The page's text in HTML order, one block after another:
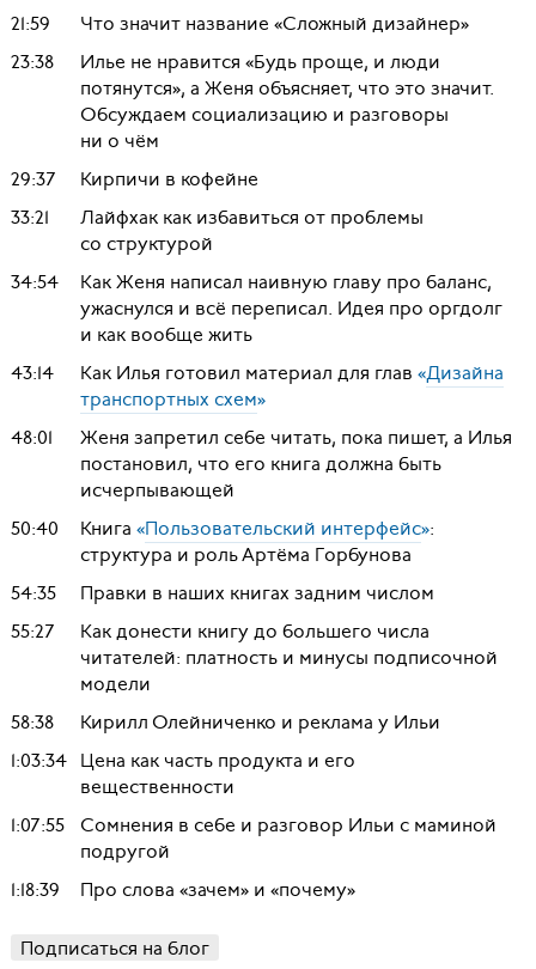
21:59
Что значит название «Сложный дизайнер»
23:38
Илье не нравится «Будь проще, и люди
потянутся», а Женя объясняет, что это значит.
Обсуждаем социализацию и разговоры
ни о чём
29:37
Кирпичи в кофейне
33:21
Лайфхак как избавиться от проблемы
со структурой
34:54
Как Женя написал наивную главу про баланс,
ужаснулся и всё переписал. Идея про оргдолг
и как вообще жить
43:14
Как Илья готовил материал для глав «Дизайна
транспортных схем»
48:01
Женя запретил себе читать, пока пишет, а Илья
постановил, что его книга должна быть
исчерпывающей
50:40
Книга «Пользовательский интерфейс»:
структура и роль Артёма Горбунова
54:35
Правки в наших книгах задним числом
55:27
Как донести книгу до большего числа
читателей: платность и минусы подписочной
модели
58:38
Кирилл Олейниченко и реклама у Ильи
1:03:34 Цена как часть продукта и его
вещественности
1:07:55
Сомнения в себе и разговор Ильи с маминой
подругой
1:18:39
Про слова «зачем» и «почему»
Подписаться на блог